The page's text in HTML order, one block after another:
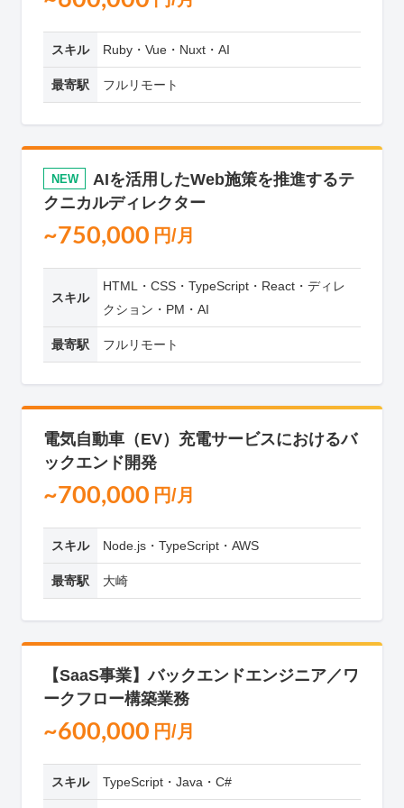
スキル Ruby・Vue・Nuxt・AI
最寄駅 フルリモート
NEW
AIを活用したWeb施策を推進するテ
クニカルディレクター
~750,000 円/月
スキル
HTML・CSS・TypeScript・React・ディレ
クション・PM・AI
最寄駅 フルリモート
電気自動車（EV）充電サービスにおけるバ
ックエンド開発
~700,000 円/月
スキル Node.js・TypeScript・AWS
最寄駅 大崎
【SaaS事業】バックエンドエンジニア／ワ
ークフロー構築業務
~600,000 円/月
スキル TypeScript・Java・C#